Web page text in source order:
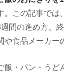
。この記事では
間の進め方、
や食品メーカー
飯・パン・うど